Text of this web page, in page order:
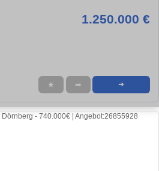
1.250.000 €
★ ➦ ➜